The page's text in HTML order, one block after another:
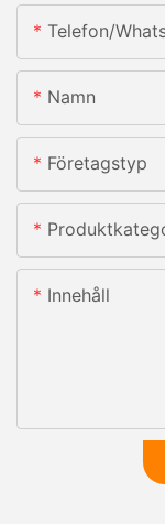
Telefon/
Namn
Företagstyp
Innehåll